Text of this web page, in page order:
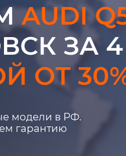
AUDI
ЗА
ОТ
модели в РФ.
гарантию